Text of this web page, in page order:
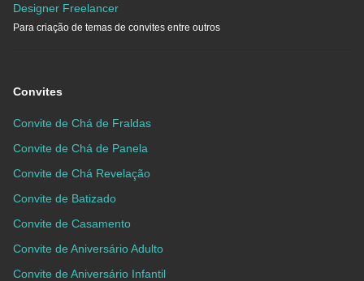
Designer Freelancer
Para criação de temas de convites entre outros
Convites
Convite de Chá de Fraldas
Convite de Chá de Panela
Convite de Chá Revelação
Convite de Batizado
Convite de Casamento
Convite de Aniversário Adulto
Convite de Aniversário Infantil